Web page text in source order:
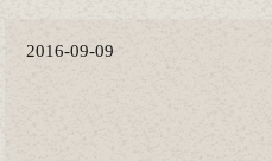
2016-09-09